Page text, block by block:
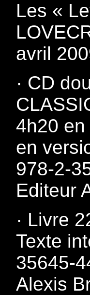
Les «
avril
· CD
4h20
en
978-2-
Editeur
· Livre
Texte
35645-
Alexis